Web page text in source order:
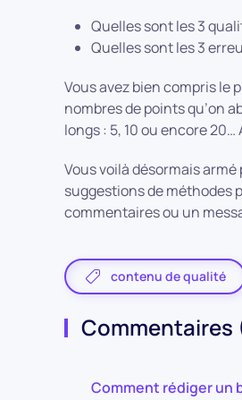
Quelles sont les 3
Quelles sont les 3
Vous avez bien compris le
nombres de points qu’on
longs : 5, 10 ou encore 20…
Vous voilà désormais
suggestions de méthodes
commentaires ou un
contenu de qualité
Commentaires
Comment rédiger un